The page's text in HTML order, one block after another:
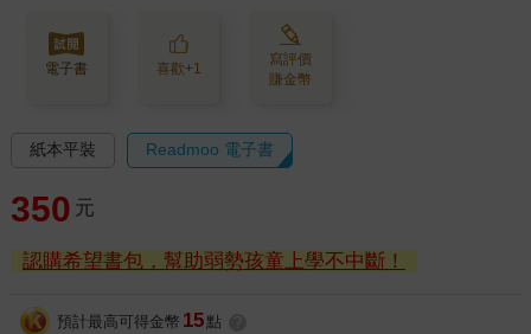
電子書 喜歡+1
寫評價
賺金幣
紙本平裝 Readmoo 電子書
350 元
認購希望書包，幫助弱勢孩童上學不中斷！
預計最高可得金幣 15 點